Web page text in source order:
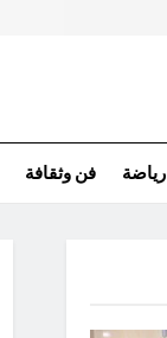
رياضة فن وثقافة